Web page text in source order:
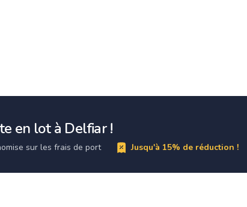
en lot à Delfiar !
sur les frais de port Jusqu'à 15% de réduction !